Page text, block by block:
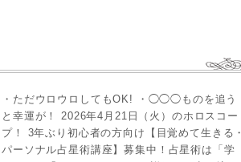
・ただウロウロしてもOK! ・◯◯◯ものを追う
と幸運が！ 2026年4月21日（火）のホロスコー
プ！ 3年ぶり初心者の方向け【目覚めて生きる・
パーソナル占星術講座】募集中！占星術は「学